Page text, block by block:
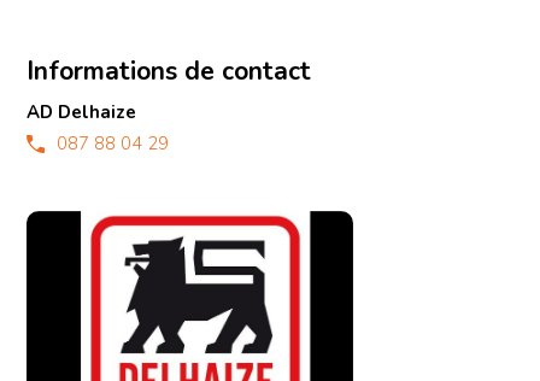
Informations de contact
AD Delhaize
087 88 04 29